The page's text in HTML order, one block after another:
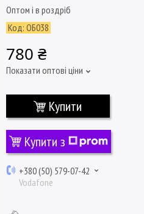
Оптом і в роздріб
Код: ОБ038
780 ₴
Показати оптові ціни
Купити
Купити з
+380 (50) 579-07-42
Vodafone